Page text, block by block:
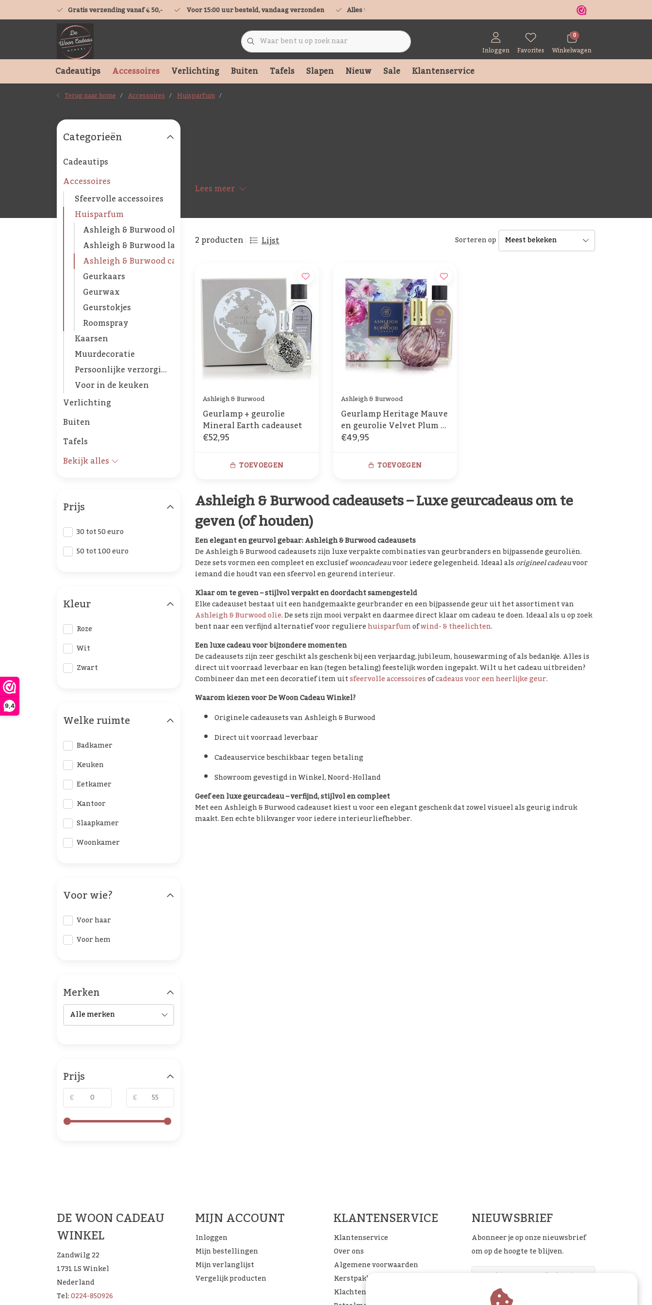
9,4
Gratis verzending vanaf € 50,- Voor 15:00 uur besteld, vandaag verzonden Alles uit voorraad leverbaar
Inloggen Favorites
0
Winkelwagen
Cadeautips Accessoires Verlichting Buiten Tafels Slapen Nieuw Sale Klantenservice
Terug naar home Accessoires Huisparfum
Lees meer
2 producten Lijst Sorteren op
Ashleigh & Burwood
Geurlamp + geurolie
Mineral Earth cadeauset
€52,95
TOEVOEGEN
Ashleigh & Burwood
Geurlamp Heritage Mauve
en geurolie Velvet Plum &
Cassis
€49,95
TOEVOEGEN
Ashleigh & Burwood cadeausets – Luxe geurcadeaus om te
geven (of houden)
Een elegant en geurvol gebaar: Ashleigh & Burwood cadeausets
De Ashleigh & Burwood cadeausets zijn luxe verpakte combinaties van geurbranders en bijpassende geuroliën.
Deze sets vormen een compleet en exclusiefwooncadeauvoor iedere gelegenheid. Ideaal alsorigineel cadeauvoor
iemand die houdt van een sfeervol en geurend interieur.
Klaar om te geven – stijlvol verpakt en doordacht samengesteld
Elke cadeauset bestaat uit een handgemaakte geurbrander en een bijpassende geur uit het assortiment van
Ashleigh & Burwood olie. De sets zijn mooi verpakt en daarmee direct klaar om cadeau te doen. Ideaal als u op zoek
bent naar een verfijnd alternatief voor regulierehuisparfumofwind- & theelichten.
Een luxe cadeau voor bijzondere momenten
De cadeausets zijn zeer geschikt als geschenk bij een verjaardag, jubileum, housewarming of als bedankje. Alles is
direct uit voorraad leverbaar en kan (tegen betaling) feestelijk worden ingepakt. Wilt u het cadeau uitbreiden?
Combineer dan met een decoratief item uitsfeervolle accessoiresofcadeaus voor een heerlijke geur.
Waarom kiezen voor De Woon Cadeau Winkel?
Originele cadeausets van Ashleigh & Burwood
Direct uit voorraad leverbaar
Cadeauservice beschikbaar tegen betaling
Showroom gevestigd in Winkel, Noord-Holland
Geef een luxe geurcadeau – verfijnd, stijlvol en compleet
Met een Ashleigh & Burwood cadeauset kiest u voor een elegant geschenk dat zowel visueel als geurig indruk
maakt. Een echte blikvanger voor iedere interieurliefhebber.
Categorieën
Cadeautips
Accessoires
Sfeervolle accessoires
Huisparfum
Ashleigh & Burwood olie
Ashleigh & Burwood lampen
Ashleigh & Burwood cadeauset
Geurkaars
Geurwax
Geurstokjes
Roomspray
Kaarsen
Muurdecoratie
Persoonlijke verzorging
Voor in de keuken
Verlichting
Buiten
Tafels
Bekijk alles
Prijs
30 tot 50 euro
50 tot 100 euro
Kleur
Roze
Wit
Zwart
Welke ruimte
Badkamer
Keuken
Eetkamer
Kantoor
Slaapkamer
Woonkamer
Voor wie?
Voor haar
Voor hem
Merken
Prijs
€ €
DE WOON CADEAU
WINKEL
Zandwilg 22
1731 LS Winkel
Nederland
Tel:0224-850926
MIJN ACCOUNT
Inloggen
Mijn bestellingen
Mijn verlanglijst
Vergelijk producten
KLANTENSERVICE
Klantenservice
Over ons
Algemene voorwaarden
Kerstpakketten
Klachtenpagina
NIEUWSBRIEF
Abonneer je op onze nieuwsbrief
om op de hoogte te blijven.